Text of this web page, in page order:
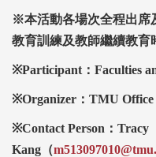
※本活動各場次全程出席
教育訓練及教師繼續教育
※Participant ：Faculties
※Organizer ：TMU
※Contact Person ：Tracy
Kang （